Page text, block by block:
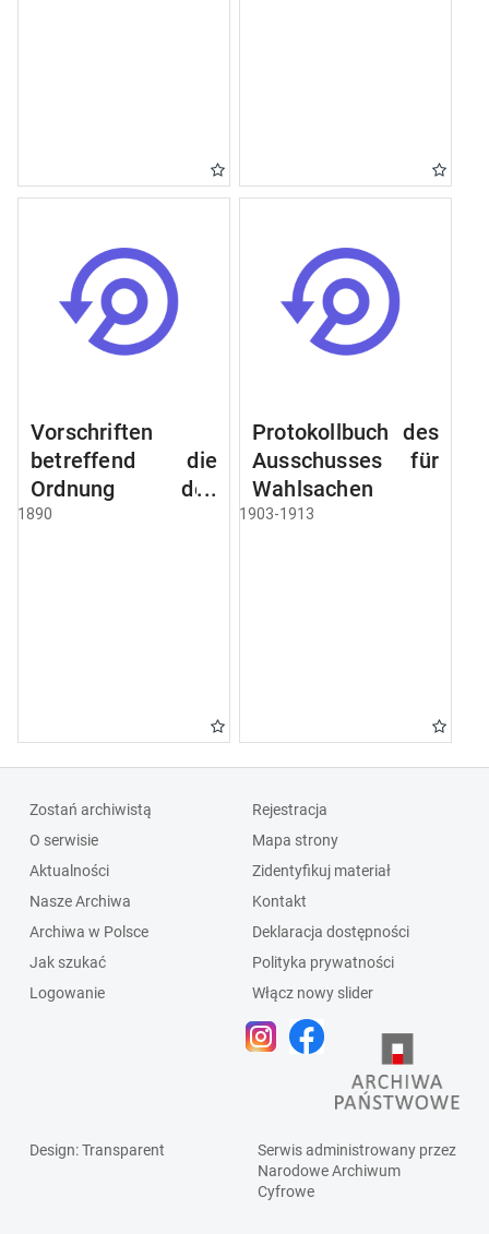
Raczyński! Schen
Bibliothek).
Vorschriften
betreffend die
Ordnung des
Geschäftsganges
1890
Protokollbuch des
Ausschusses für
Wahlsachen
1903-1913
Zostań archiwistą
O serwisie
Aktualności
Nasze Archiwa
Archiwa w Polsce
Jak szukać
Logowanie
Rejestracja
Mapa strony
Zidentyfikuj materiał
Kontakt
Deklaracja dostępności
Polityka prywatności
Włącz nowy slider
Design: Transparent
Serwis administrowany przez
Narodowe Archiwum
Cyfrowe